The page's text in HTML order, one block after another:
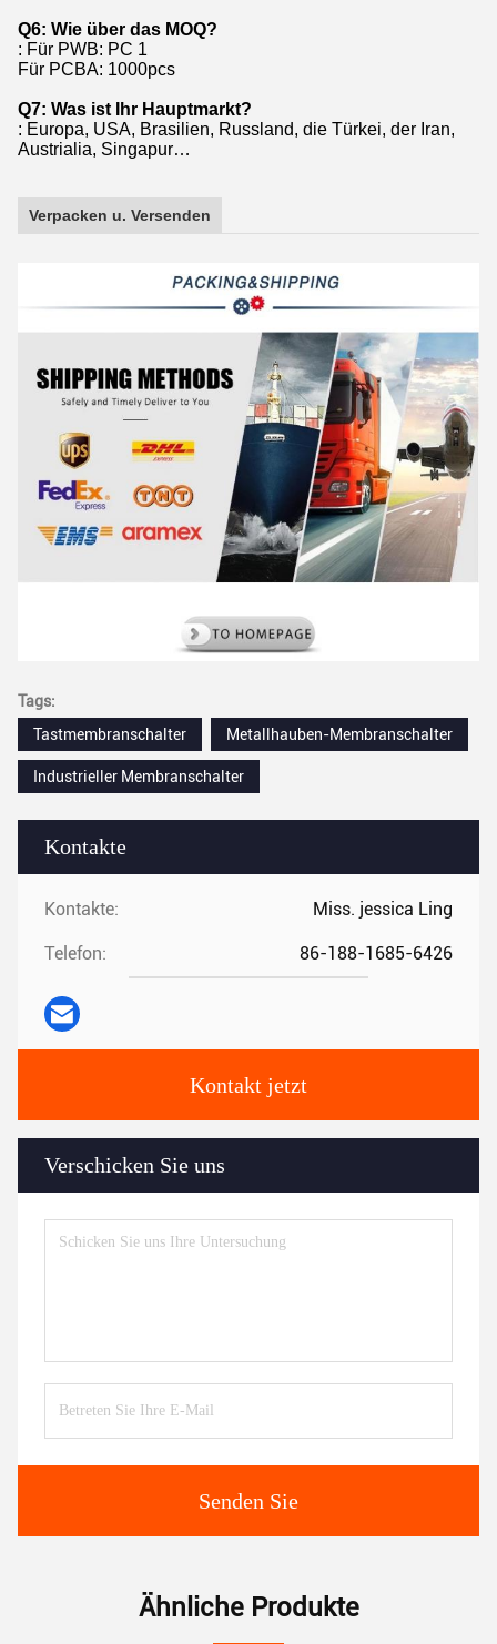
Kontakte
Kontakte: Miss. jessica Ling
Telefon: 86-188-1685-6426
Kontakt jetzt
Verschicken Sie uns
Senden Sie
Q6: Wie über das MOQ?
: Für PWB: PC 1
Für PCBA: 1000pcs
Q7: Was ist Ihr Hauptmarkt?
: Europa, USA, Brasilien, Russland, die Türkei, der Iran,
Austrialia, Singapur…
Verpacken u. Versenden
Tags:
Tastmembranschalter
Metallhauben-Membranschalter
Industrieller Membranschalter
Ähnliche Produkte